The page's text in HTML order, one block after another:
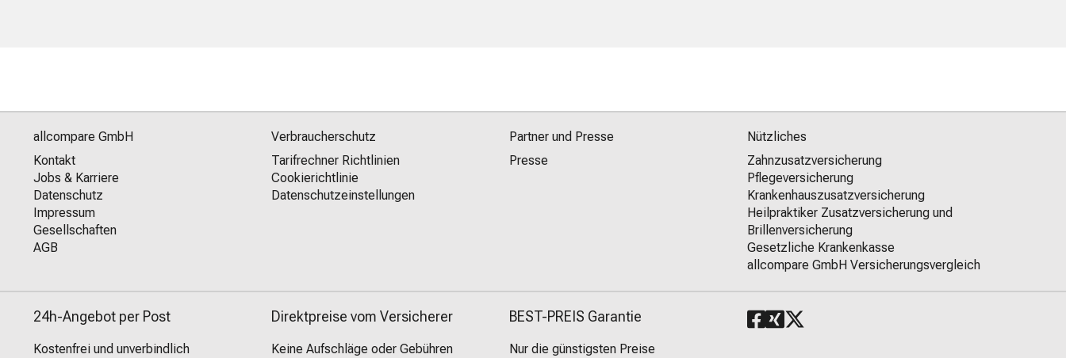
allcompare GmbH
Kontakt
Jobs & Karriere
Datenschutz
Impressum
Gesellschaften
AGB
Verbraucherschutz
Tarifrechner Richtlinien
Cookierichtlinie
Datenschutzeinstellungen
Partner und Presse
Presse
Nützliches
Zahnzusatzversicherung
Pflegeversicherung
Krankenhauszusatzversicherung
Heilpraktiker Zusatzversicherung und
Brillenversicherung
Gesetzliche Krankenkasse
allcompare GmbH Versicherungsvergleich
24h-Angebot per Post
Kostenfrei und unverbindlich
Direktpreise vom Versicherer
Keine Aufschläge oder Gebühren
BEST-PREIS Garantie
Nur die günstigsten Preise